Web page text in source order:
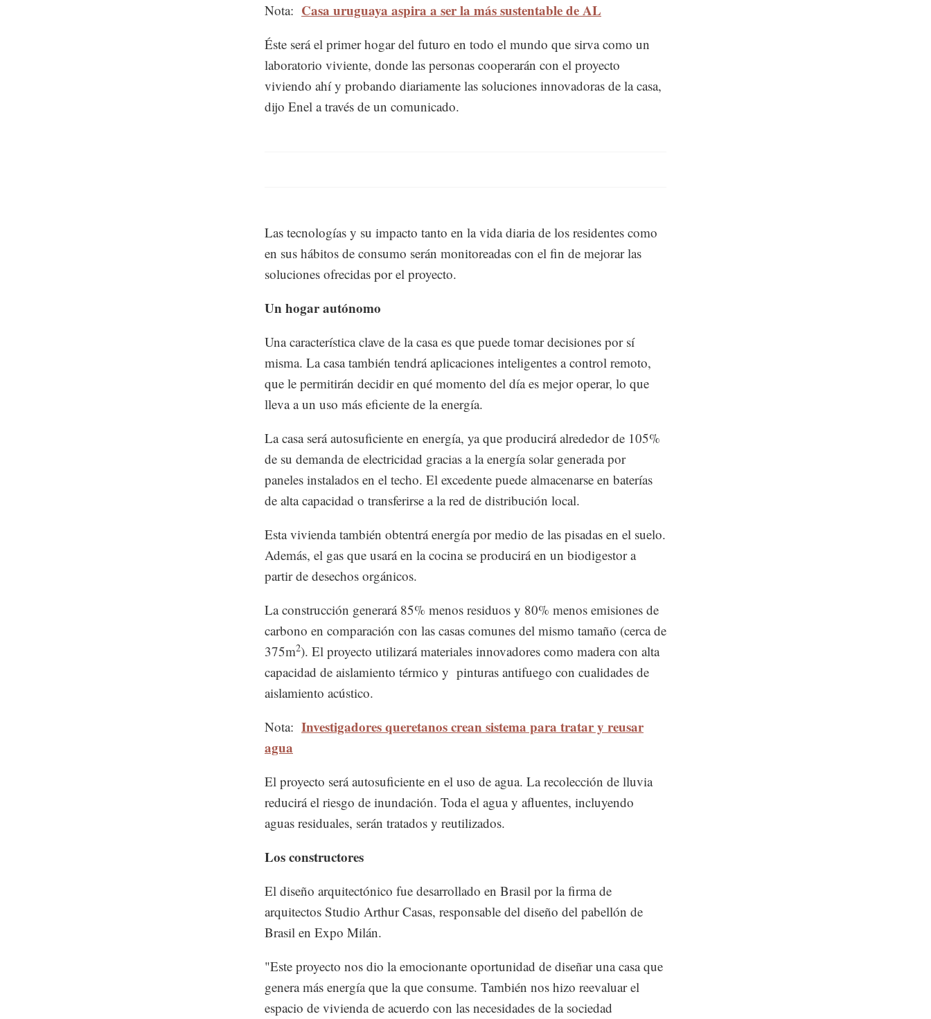
Nota: Casa uruguaya aspira a ser la más sustentable de AL
Éste será el primer hogar del futuro en todo el mundo que sirva como un
laboratorio viviente, donde las personas cooperarán con el proyecto
viviendo ahí y probando diariamente las soluciones innovadoras de la casa,
dijo Enel a través de un comunicado.
Las tecnologías y su impacto tanto en la vida diaria de los residentes como
en sus hábitos de consumo serán monitoreadas con el fin de mejorar las
soluciones ofrecidas por el proyecto.
Un hogar autónomo
Una característica clave de la casa es que puede tomar decisiones por sí
misma. La casa también tendrá aplicaciones inteligentes a control remoto,
que le permitirán decidir en qué momento del día es mejor operar, lo que
lleva a un uso más eficiente de la energía.
La casa será autosuficiente en energía, ya que producirá alrededor de 105%
de su demanda de electricidad gracias a la energía solar generada por
paneles instalados en el techo. El excedente puede almacenarse en baterías
de alta capacidad o transferirse a la red de distribución local.
Esta vivienda también obtentrá energía por medio de las pisadas en el suelo.
Además, el gas que usará en la cocina se producirá en un biodigestor a
partir de desechos orgánicos.
La construcción generará 85% menos residuos y 80% menos emisiones de
carbono en comparación con las casas comunes del mismo tamaño (cerca de
375m2). El proyecto utilizará materiales innovadores como madera con alta
capacidad de aislamiento térmico y pinturas antifuego con cualidades de
aislamiento acústico.
Nota: Investigadores queretanos crean sistema para tratar y reusar
agua
El proyecto será autosuficiente en el uso de agua. La recolección de lluvia
reducirá el riesgo de inundación. Toda el agua y afluentes, incluyendo
aguas residuales, serán tratados y reutilizados.
Los constructores
El diseño arquitectónico fue desarrollado en Brasil por la firma de
arquitectos Studio Arthur Casas, responsable del diseño del pabellón de
Brasil en Expo Milán.
"Este proyecto nos dio la emocionante oportunidad de diseñar una casa que
genera más energía que la que consume. También nos hizo reevaluar el
espacio de vivienda de acuerdo con las necesidades de la sociedad